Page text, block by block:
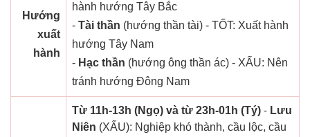
Hướng
xuất
hành
hành hướng Tây Bắc
- Tài thần (hướng thần tài) - TỐT: Xuất hành
hướng Tây Nam
- Hạc thần (hướng ông thần ác) - XẤU: Nên
tránh hướng Đông Nam
Từ 11h-13h (Ngọ) và từ 23h-01h (Tý) - Lưu
Niên (XẤU): Nghiệp khó thành, cầu lộc, cầu